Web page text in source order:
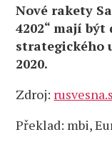
Nové rakety
4202“ mají
strategického
2020.
Zdroj:
Překlad: mbi,